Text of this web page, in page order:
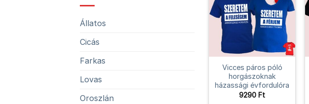
Állatos
Cicás
Farkas
Lovas
Oroszlán
Vicces páros póló
horgászoknak
házassági évfordulóra
9290 Ft